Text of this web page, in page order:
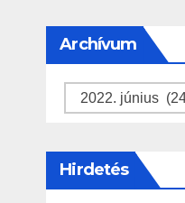
Archívum
Archívum
Hirdetés